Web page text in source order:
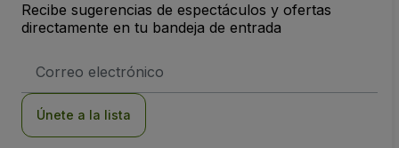
Recibe sugerencias de espectáculos y ofertas
directamente en tu bandeja de entrada
de
Únete a la lista